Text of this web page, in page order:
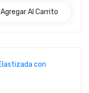
Agregar Al Carrito